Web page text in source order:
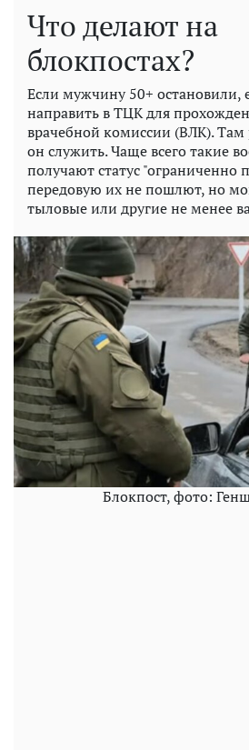
Что делают на
блокпостах?
Если мужчину 50+ остановили,
направить в ТЦК для
врачебной комиссии (ВЛК). Там
он служить. Чаще всего такие
получают статус "ограниченно
передовую их не пошлют, но
тыловые или другие не менее
Блокпост, фото: